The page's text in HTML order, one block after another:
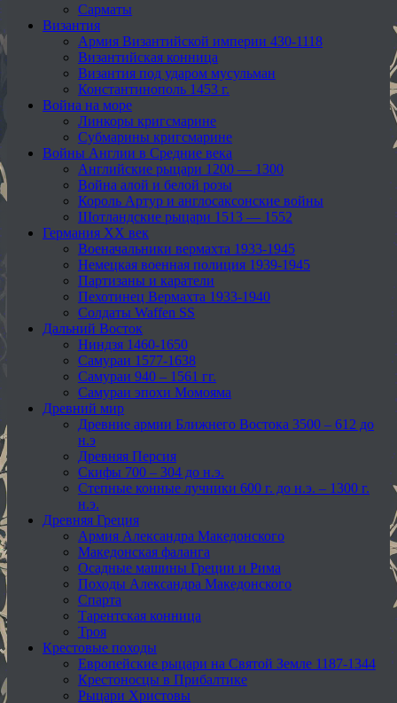
Сарматы
Византия
Армия Византийской империи 430-1118
Византийская конница
Византия под ударом мусульман
Константинополь 1453 г.
Война на море
Линкоры кригсмарине
Субмарины кригсмарине
Войны Англии в Средние века
Английские рыцари 1200 — 1300
Война алой и белой розы
Король Артур и англосаксонские войны
Шотландские рыцари 1513 — 1552
Германия XX век
Военачальники вермахта 1933-1945
Немецкая военная полиция 1939-1945
Партизаны и каратели
Пехотинец Вермахта 1933-1940
Солдаты Waffen SS
Дальний Восток
Ниндзя 1460-1650
Самураи 1577-1638
Самураи 940 – 1561 гг.
Самураи эпохи Момояма
Древний мир
Древние армии Ближнего Востока 3500 – 612 до
н.э
Древняя Персия
Скифы 700 – 304 до н.э.
Степные конные лучники 600 г. до н.э. – 1300 г.
н.э.
Древняя Греция
Армия Александра Македонского
Македонская фаланга
Осадные машины Греции и Рима
Походы Александра Македонского
Спарта
Тарентская конница
Троя
Крестовые походы
Европейские рыцари на Святой Земле 1187-1344
Крестоносцы в Прибалтике
Рыцари Христовы